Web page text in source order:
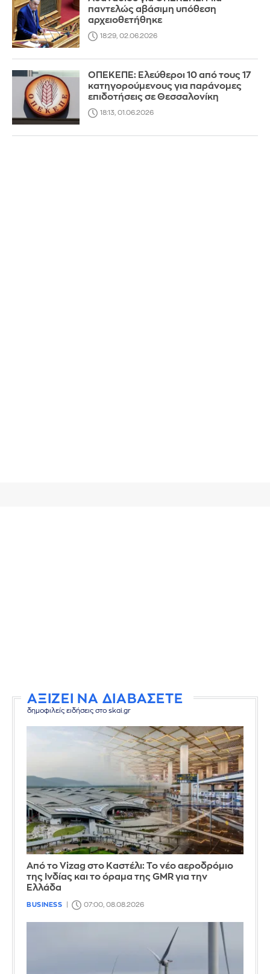
παντελώς αβάσιμη υπόθεση
αρχειοθετήθηκε
18:29, 02.06.2026
ΟΠΕΚΕΠΕ: Ελεύθεροι 10 από τους 17
κατηγορούμενους για παράνομες
επιδοτήσεις σε Θεσσαλονίκη
18:13, 01.06.2026
ΑΞΙΖΕΙ ΝΑ ΔΙΑΒΑΣΕΤΕ
δημοφιλείς ειδήσεις στο skai.gr
Από το Vizag στο Καστέλι: Το νέο αεροδρόμιο
της Ινδίας και το όραμα της GMR για την
Ελλάδα
BUSINESS 07:00, 08.08.2026